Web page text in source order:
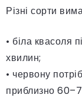
Різні сорти
• біла квасоля
хвилин;
• червону
приблизно